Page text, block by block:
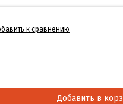
к сравнению
Добавить в